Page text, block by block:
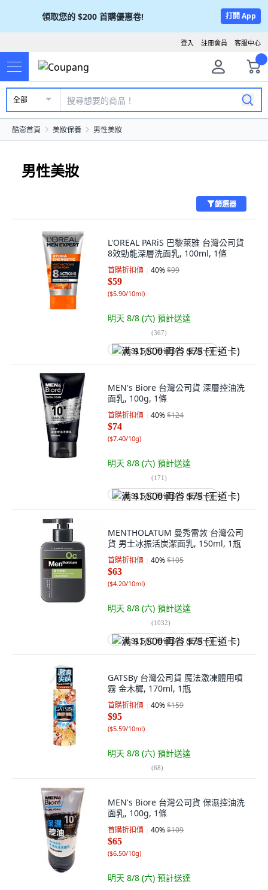
領取您的 $200 首購優惠卷! 打開 App
客服中心
註冊會員
登入
全部
酷澎首頁 美妝保養 男性美妝
男性美妝
篩選器
L'OREAL PARiS 巴黎萊雅 台灣公司貨
8效勁能深層洗面乳, 100ml, 1條
首購折扣價 40%$99
$59
($5.90/10ml)
明天 8/8 (六) 預計送達
(367)
满 $1,500 再省 $75 (王道卡)
MEN's Biore 台灣公司貨 深層控油洗
面乳, 100g, 1條
首購折扣價 40%$124
$74
($7.40/10g)
明天 8/8 (六) 預計送達
(171)
满 $1,500 再省 $75 (王道卡)
MENTHOLATUM 曼秀雷敦 台灣公司
貨 男士冰振活炭潔面乳, 150ml, 1瓶
首購折扣價 40%$105
$63
($4.20/10ml)
明天 8/8 (六) 預計送達
(1032)
满 $1,500 再省 $75 (王道卡)
GATSBy 台灣公司貨 魔法激凍體用噴
霧 金木樨, 170ml, 1瓶
首購折扣價 40%$159
$95
($5.59/10ml)
明天 8/8 (六) 預計送達
(68)
MEN's Biore 台灣公司貨 保濕控油洗
面乳, 100g, 1條
首購折扣價 40%$109
$65
($6.50/10g)
明天 8/8 (六) 預計送達